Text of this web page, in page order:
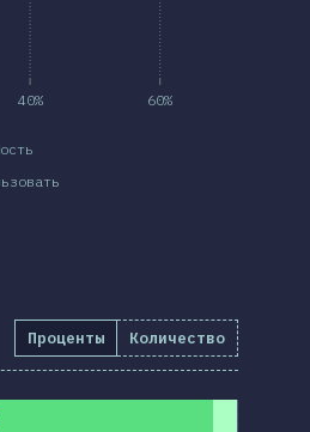
40% 60%
Проценты Количество